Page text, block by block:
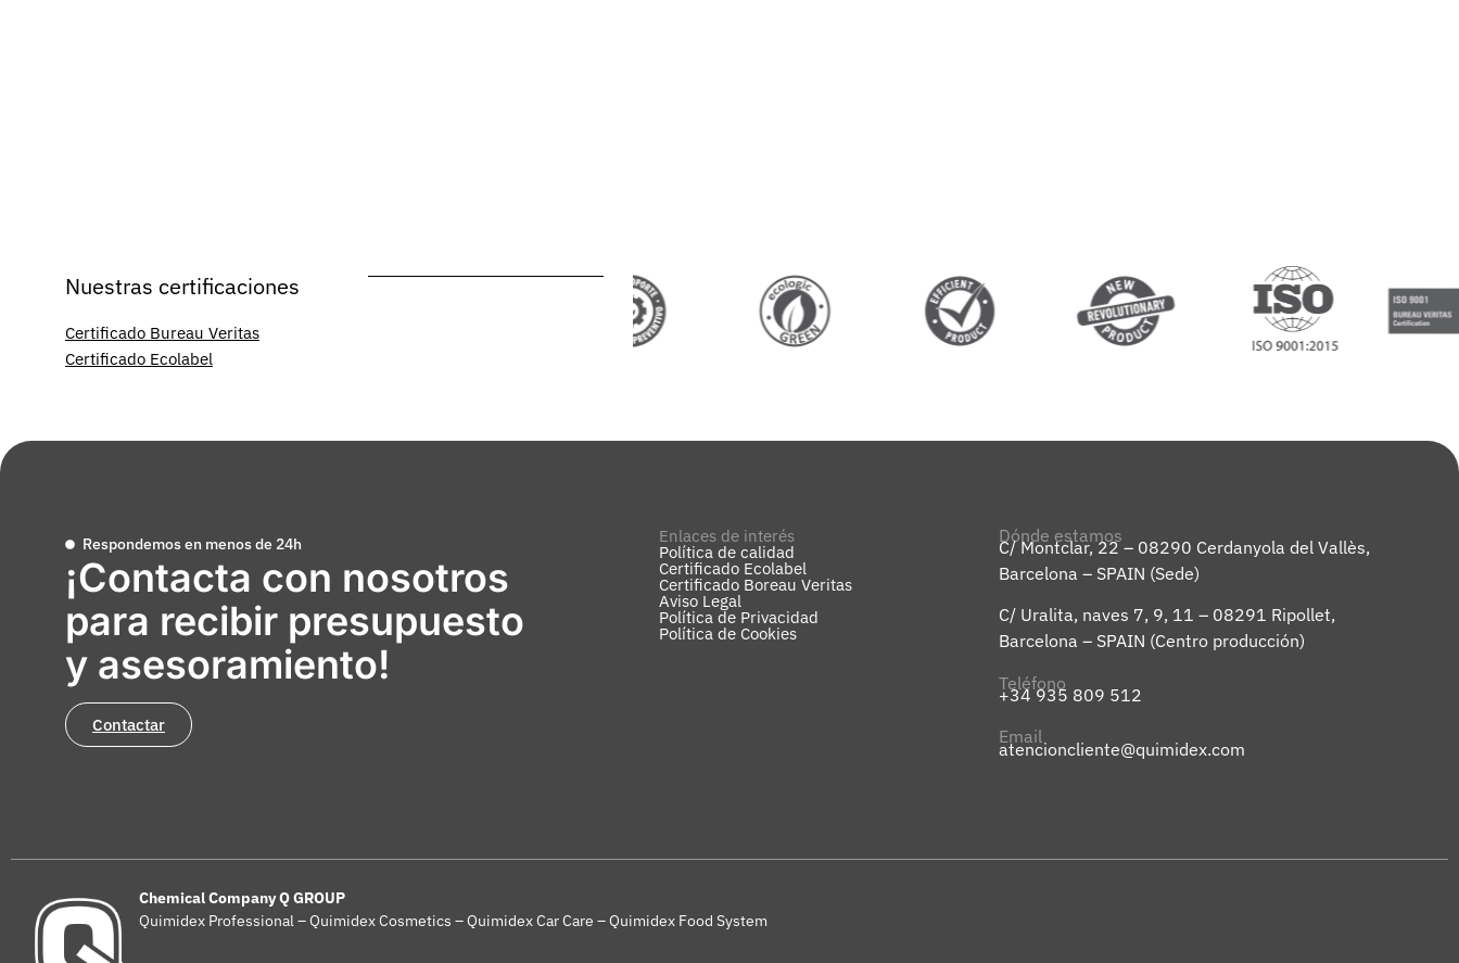
Nuestras certificaciones
Certificado Bureau Veritas
Certificado Ecolabel
Respondemos en menos de 24h
¡Contacta con nosotros
para recibir presupuesto
y asesoramiento!
Contactar
Enlaces de interés
Política de calidad
Certificado Ecolabel
Certificado Boreau Veritas
Aviso Legal
Política de Privacidad
Política de Cookies
Dónde estamos
C/ Montclar, 22 – 08290 Cerdanyola del Vallès,
Barcelona – SPAIN (Sede)
C/ Uralita, naves 7, 9, 11 – 08291 Ripollet,
Barcelona – SPAIN (Centro producción)
Teléfono
+34 935 809 512
Email
atencioncliente@quimidex.com
Chemical Company Q GROUP
Quimidex Professional – Quimidex Cosmetics – Quimidex Car Care – Quimidex Food System